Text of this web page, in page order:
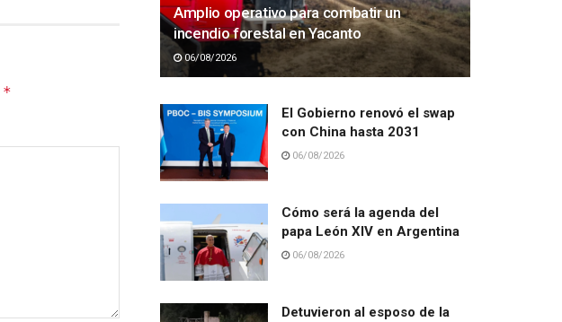
*
Amplio operativo para combatir un
incendio forestal en Yacanto
06/08/2026
El Gobierno renovó el swap
con China hasta 2031
06/08/2026
Cómo será la agenda del
papa León XIV en Argentina
06/08/2026
Detuvieron al esposo de la